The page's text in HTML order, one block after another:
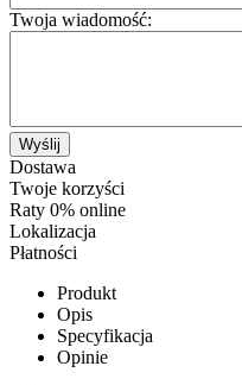
Twoja wiadomość:
Wyślij
Dostawa
Twoje korzyści
Raty 0% online
Lokalizacja
Płatności
Produkt
Opis
Specyfikacja
Opinie